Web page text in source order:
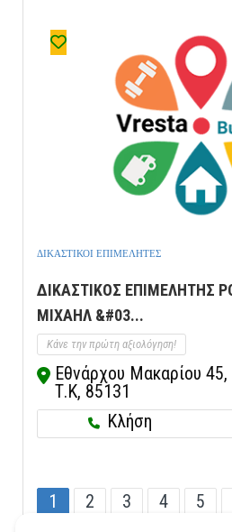
ΔΙΚΑΣΤΙΚΟΙ ΕΠΙΜΕΛΗΤΕΣ
ΔΙΚΑΣΤΙΚΟΣ ΕΠΙΜΕΛΗΤΗΣ
ΜΙΧΑΗΛ &#03...
Κάνε την πρώτη αξιολόγηση!
Εθνάρχου Μακαρίου
Τ.Κ, 85131
Κλήση
1 2 3 4 5